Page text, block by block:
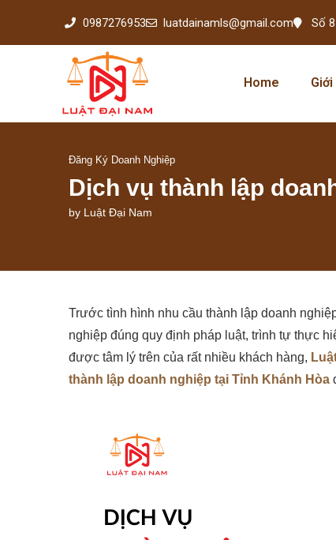
0987276953 luatdainamls@gmail.com Số
Home
Đăng Ký Doanh Nghiệp
Dịch vụ thành lập
by Luật Đại Nam
Trước tình hình nhu cầu thành lập doanh
nghiệp đúng quy định pháp luật, trình tự thực
được tâm lý trên của rất nhiều khách hàng,
thành lập doanh nghiệp tại Tỉnh Khánh Hòa